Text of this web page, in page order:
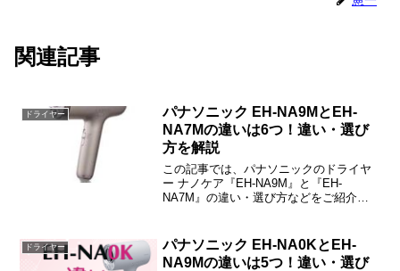
関連記事
ドライヤー
パナソニック EH-NA9MとEH-
NA7Mの違いは6つ！違い・選び
方を解説
この記事では、パナソニックのドライヤ
ー ナノケア『EH-NA9M』と『EH-
NA7M』の違い・選び方などをご紹介し
モード」「折りたためるか」などの6つで
す。
ドライヤー
パナソニック EH-NA0KとEH-
NA9Mの違いは5つ！違い・選び